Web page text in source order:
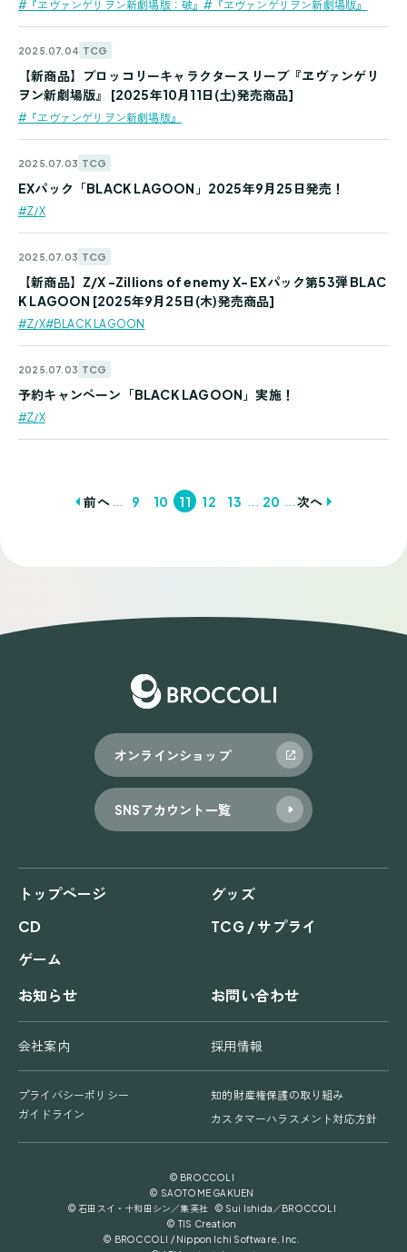
#『ヱヴァンゲリヲン新劇場版：破』#『ヱヴァンゲリヲン新劇場版』
2025.07.04 TCG
#『ヱヴァンゲリヲン新劇場版』
【新商品】ブロッコリーキャラクタースリーブ『ヱヴァンゲリ
ヲン新劇場版』 [2025年10月11日(土)発売商品]
2025.07.03 TCG
#Z/X
EXパック「BLACK LAGOON」2025年9月25日発売！
2025.07.03 TCG
#Z/X#BLACK LAGOON
【新商品】Z/X -Zillions of enemy X- EXパック第53弾 BLAC
K LAGOON [2025年9月25日(木)発売商品]
2025.07.03 TCG
#Z/X
予約キャンペーン「BLACK LAGOON」実施！
ゲ
前へ 9 10 11 12 13 20 次へ
オンラインショップ
SNSアカウント一覧
トップページ
グッズ
CD
TCG / サプライ
ゲーム
お知らせ
お問い合わせ
会社案内 採用情報
プライバシーポリシー
知的財産権保護の取り組み
ガイドライン
カスタマーハラスメント対応方針
© BROCCOLI
© SAOTOME GAKUEN
© 石田スイ・十和田シン／集英社 © Sui Ishida／BROCCOLI
© TIS Creation
© BROCCOLI / Nippon Ichi Software, Inc.